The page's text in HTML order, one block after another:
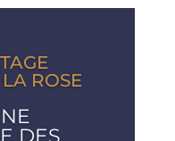
ROSE
DES